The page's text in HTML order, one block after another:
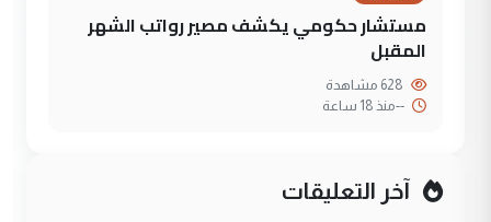
مستشار حكومي يكشف مصير رواتب الشهر
المقبل
--منذ 18 ساعة
آخر التعليقات